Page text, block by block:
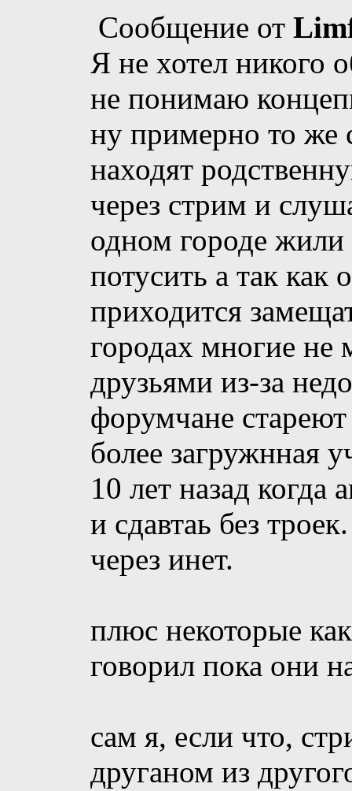
Сообщение от
Я не хотел никого
не понимаю
ну примерно то же
находят
через стрим и
одном городе жили
потусить а так
приходится
городах многие не
друзьями из-за
форумчане стареют
более загружнная
10 лет назад
и сдавтаь без
через инет.
плюс некоторые
говорил пока они
сам я, если что,
друганом из